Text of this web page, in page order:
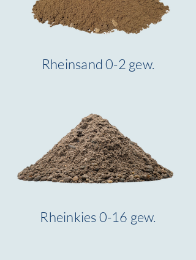
Rheinsand 0-2 gew.
Rheinkies 0-16 gew.